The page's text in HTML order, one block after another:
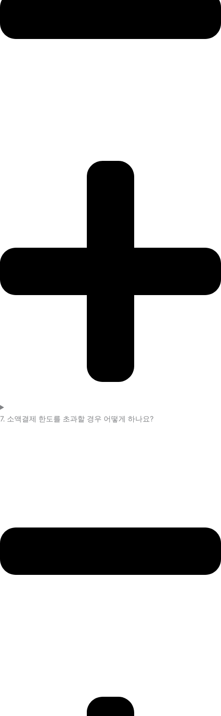
7. 소액결제 한도를 초과할 경우 어떻게 하나요?